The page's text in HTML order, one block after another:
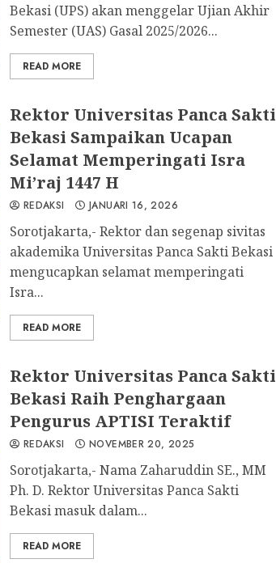
Bekasi (UPS) akan menggelar Ujian Akhir
Semester (UAS) Gasal 2025/2026...
READ MORE
Rektor Universitas Panca Sakti
Bekasi Sampaikan Ucapan
Selamat Memperingati Isra
Mi’raj 1447 H
REDAKSI JANUARI 16, 2026
Sorotjakarta,- Rektor dan segenap sivitas
akademika Universitas Panca Sakti Bekasi
mengucapkan selamat memperingati
Isra...
READ MORE
Rektor Universitas Panca Sakti
Bekasi Raih Penghargaan
Pengurus APTISI Teraktif
REDAKSI NOVEMBER 20, 2025
Sorotjakarta,- Nama Zaharuddin SE., MM
Ph. D. Rektor Universitas Panca Sakti
Bekasi masuk dalam...
READ MORE